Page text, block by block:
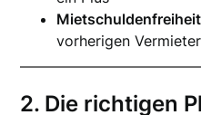
vorherigen Vermieter
2. Die richtigen